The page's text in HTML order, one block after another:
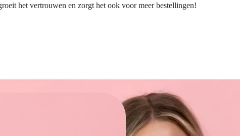
het vertrouwen en zorgt het ook voor meer bestellingen!